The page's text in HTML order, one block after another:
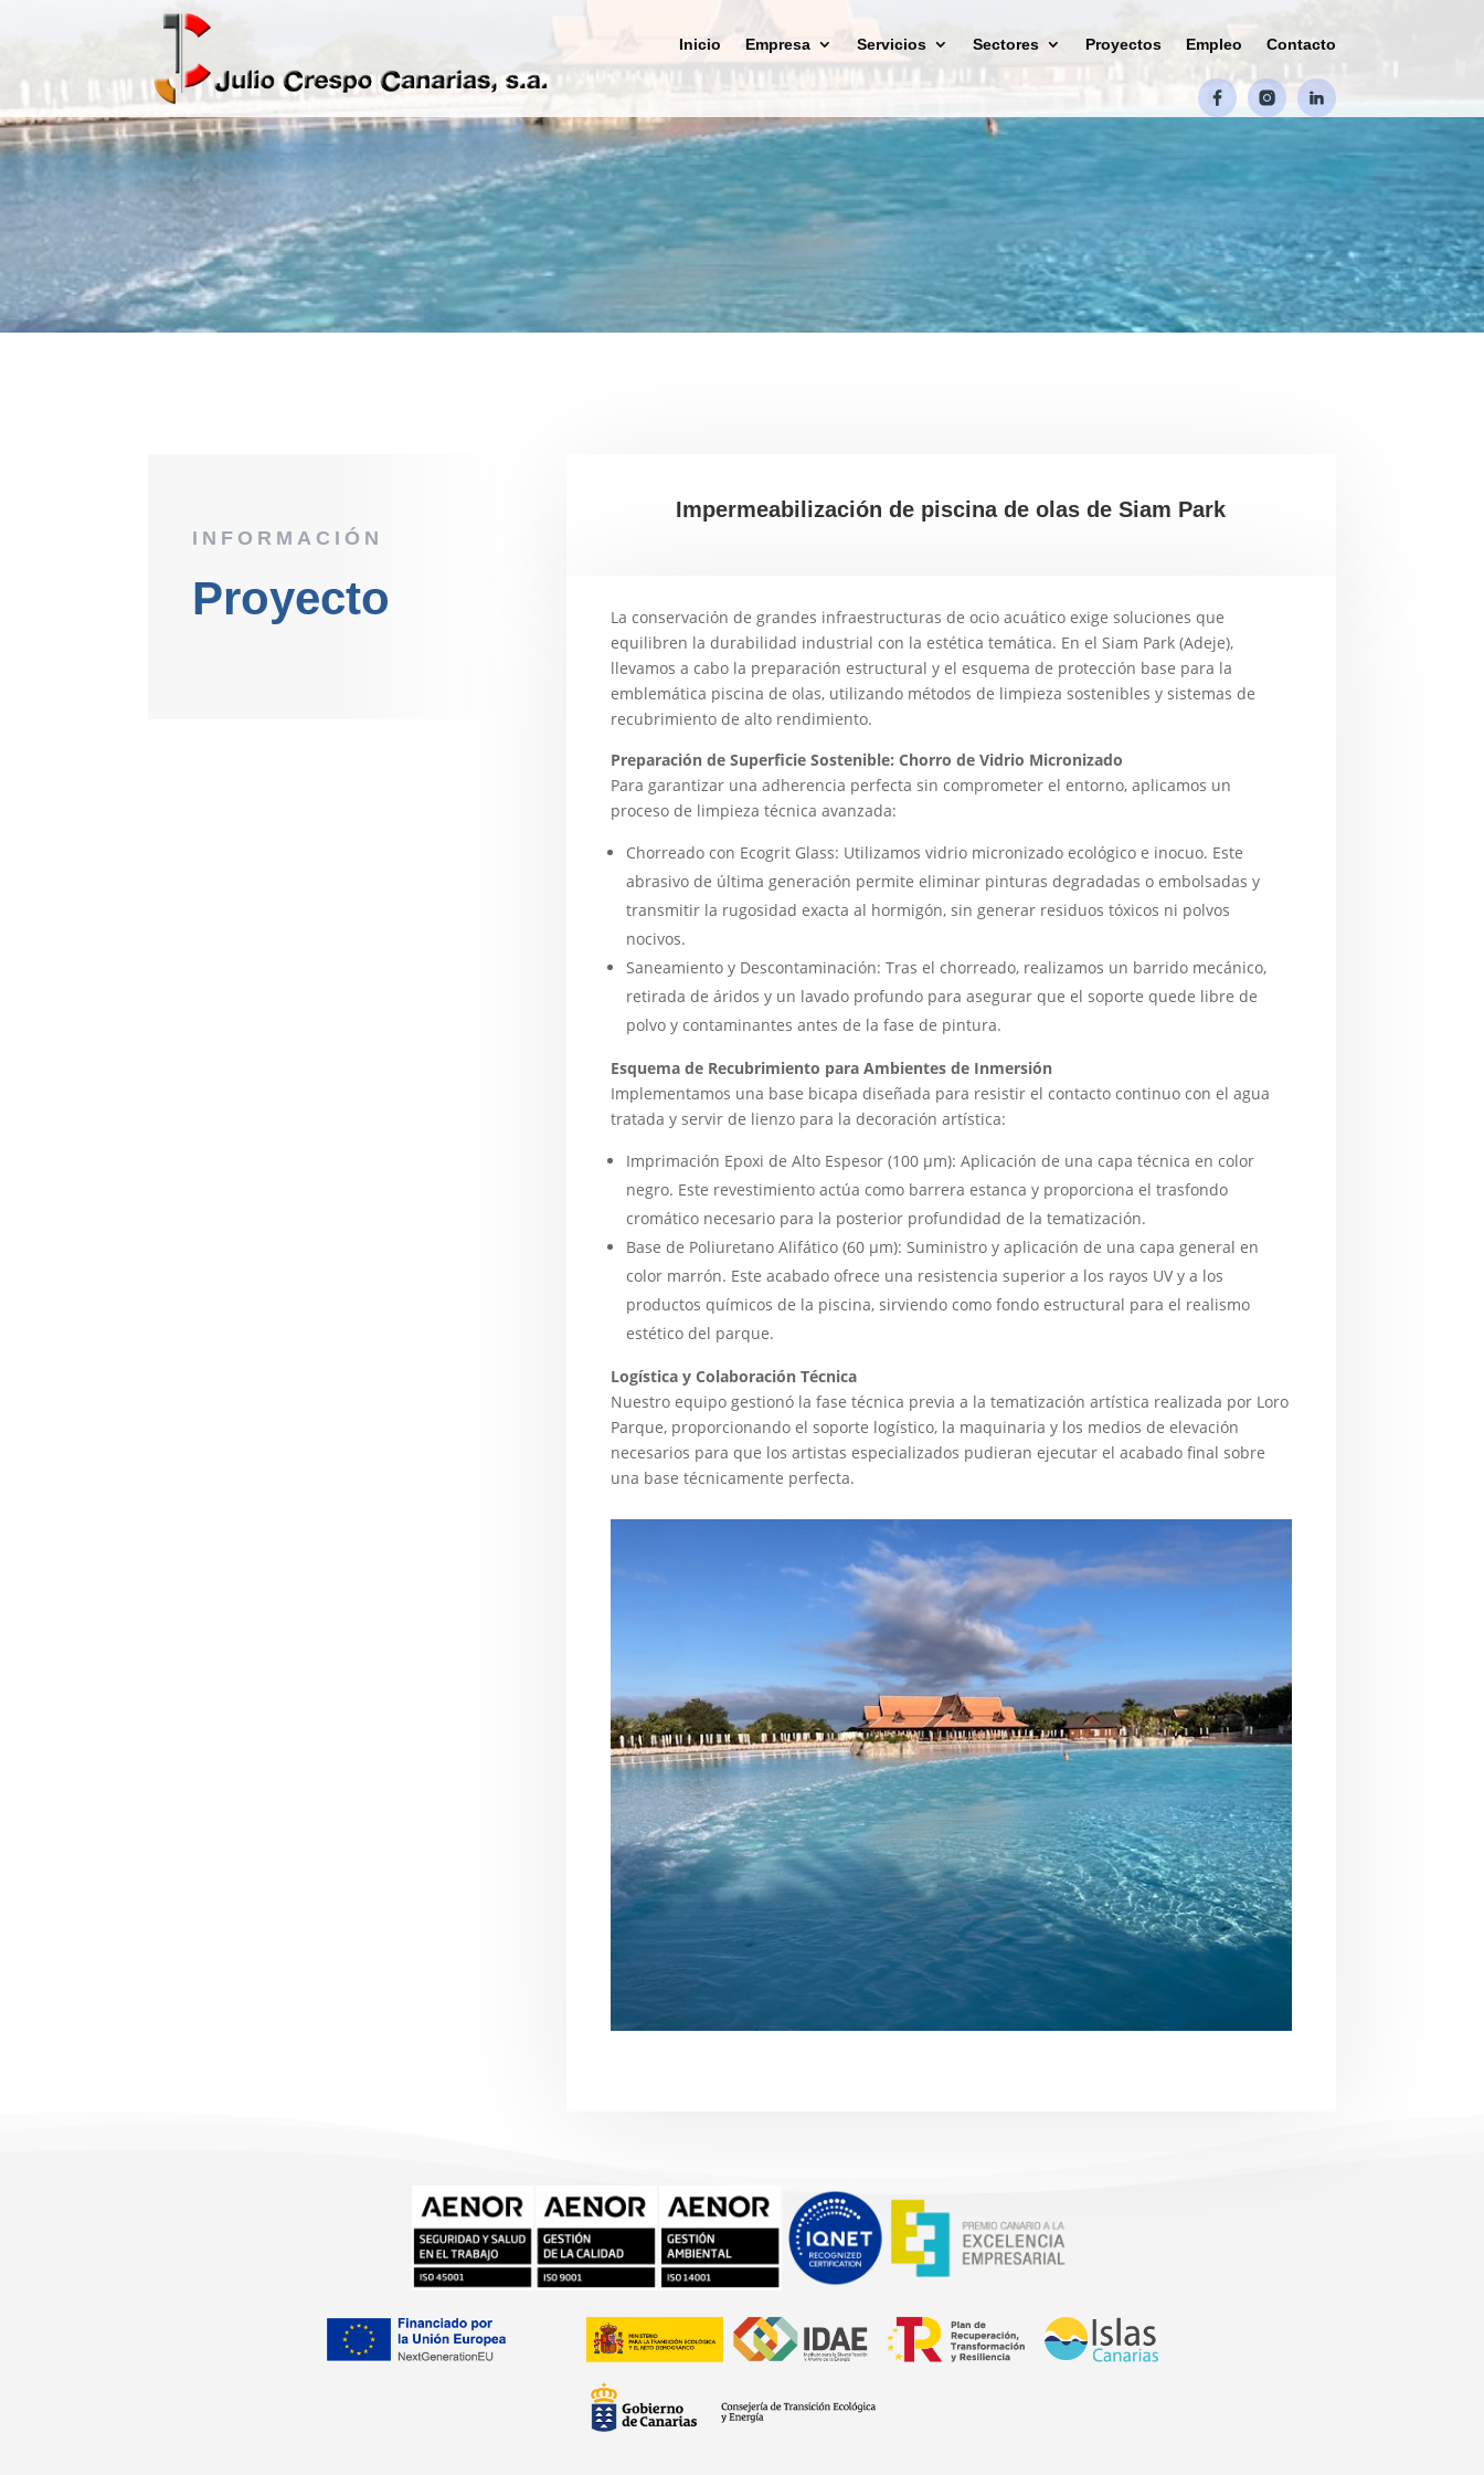
Inicio Empresa Servicios Sectores Proyectos Empleo Contacto
INFORMACIÓN
Proyecto
Impermeabilización de piscina de olas de Siam Park
La conservación de grandes infraestructuras de ocio acuático exige soluciones que
equilibren la durabilidad industrial con la estética temática. En el Siam Park (Adeje),
llevamos a cabo la preparación estructural y el esquema de protección base para la
emblemática piscina de olas, utilizando métodos de limpieza sostenibles y sistemas de
recubrimiento de alto rendimiento.
Preparación de Superficie Sostenible: Chorro de Vidrio Micronizado
Para garantizar una adherencia perfecta sin comprometer el entorno, aplicamos un
proceso de limpieza técnica avanzada:
Chorreado con Ecogrit Glass: Utilizamos vidrio micronizado ecológico e inocuo. Este
abrasivo de última generación permite eliminar pinturas degradadas o embolsadas y
transmitir la rugosidad exacta al hormigón, sin generar residuos tóxicos ni polvos
nocivos.
Saneamiento y Descontaminación: Tras el chorreado, realizamos un barrido mecánico,
retirada de áridos y un lavado profundo para asegurar que el soporte quede libre de
polvo y contaminantes antes de la fase de pintura.
Esquema de Recubrimiento para Ambientes de Inmersión
Implementamos una base bicapa diseñada para resistir el contacto continuo con el agua
tratada y servir de lienzo para la decoración artística:
Imprimación Epoxi de Alto Espesor (100 µm): Aplicación de una capa técnica en color
negro. Este revestimiento actúa como barrera estanca y proporciona el trasfondo
cromático necesario para la posterior profundidad de la tematización.
Base de Poliuretano Alifático (60 µm): Suministro y aplicación de una capa general en
color marrón. Este acabado ofrece una resistencia superior a los rayos UV y a los
productos químicos de la piscina, sirviendo como fondo estructural para el realismo
estético del parque.
Logística y Colaboración Técnica
Nuestro equipo gestionó la fase técnica previa a la tematización artística realizada por Loro
Parque, proporcionando el soporte logístico, la maquinaria y los medios de elevación
necesarios para que los artistas especializados pudieran ejecutar el acabado final sobre
una base técnicamente perfecta.